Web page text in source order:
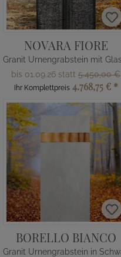
NOVARA FIORE
bis 01.09.26 statt 5.450,00 €
Ihr Komplettpreis 4.768,75 € *
BORELLO BIANCO